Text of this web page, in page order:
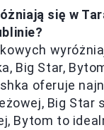
się w
Big Star,
oferuje
Big Star
Bytom to